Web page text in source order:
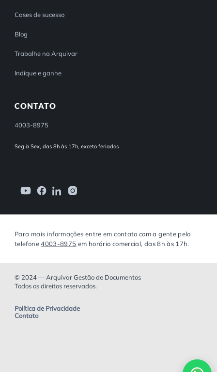
Cases de sucesso
Blog
Trabalhe na Arquivar
Indique e ganhe
CONTATO
4003-8975
Seg à Sex, das 8h às 17h, exceto feriados
Para mais informações entre em contato com a gente pelo
telefone4003-8975 em horário comercial, das 8h às 17h.
© 2024 — Arquivar Gestão de Documentos
Todos os direitos reservados.
Política de Privacidade
Contato